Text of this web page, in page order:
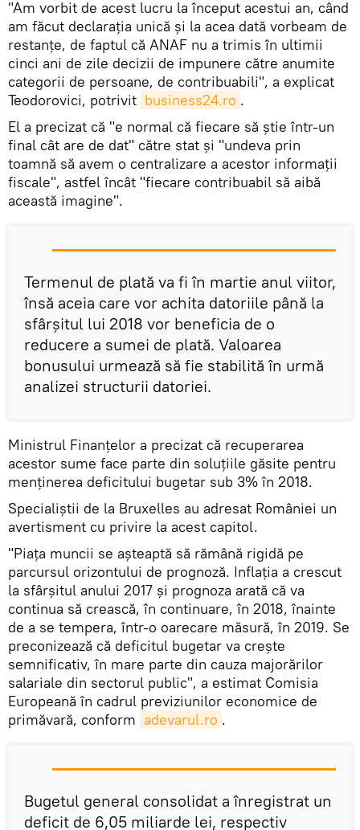
"Am vorbit de acest lucru la început acestui an, când
am făcut declarația unică și la acea dată vorbeam de
restanțe, de faptul că ANAF nu a trimis în ultimii
cinci ani de zile decizii de impunere către anumite
categorii de persoane, de contribuabili", a explicat
Teodorovici, potrivit business24.ro .
El a precizat că "e normal că fiecare să știe într-un
final cât are de dat" către stat și "undeva prin
toamnă să avem o centralizare a acestor informații
fiscale", astfel încât "fiecare contribuabil să aibă
această imagine".
Termenul de plată va fi în martie anul viitor,
însă aceia care vor achita datoriile până la
sfârșitul lui 2018 vor beneficia de o
reducere a sumei de plată. Valoarea
bonusului urmează să fie stabilită în urmă
analizei structurii datoriei.
Ministrul Finanțelor a precizat că recuperarea
acestor sume face parte din soluțiile găsite pentru
menținerea deficitului bugetar sub 3% în 2018.
Specialiștii de la Bruxelles au adresat României un
avertisment cu privire la acest capitol.
"Piaţa muncii se aşteaptă să rămână rigidă pe
parcursul orizontului de prognoză. Inflaţia a crescut
la sfârşitul anului 2017 şi prognoza arată că va
continua să crească, în continuare, în 2018, înainte
de a se tempera, într-o oarecare măsură, în 2019. Se
preconizează că deficitul bugetar va creşte
semnificativ, în mare parte din cauza majorărilor
salariale din sectorul public", a estimat Comisia
Europeană în cadrul previziunilor economice de
primăvară, conform adevarul.ro .
Bugetul general consolidat a înregistrat un
deficit de 6,05 miliarde lei, respectiv